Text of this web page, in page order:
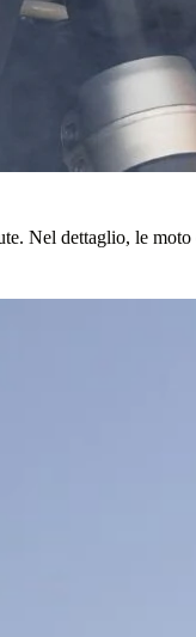
Nel dettaglio, le